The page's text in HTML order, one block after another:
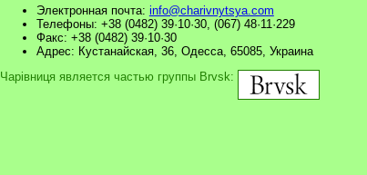
Электронная почта: info@charivnytsya.com
Телефоны: +38 (0482) 39·10·30, (067) 48·11·229
Факс: +38 (0482) 39·10·30
Адрес: Кустанайская, 36, Одесса, 65085, Украина
Чарівниця является частью группы Brvsk: